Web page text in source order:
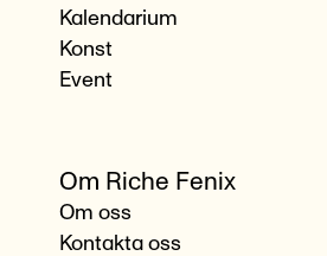
Kalendarium
Konst
Event
Om Riche Fenix
Om oss
Kontakta oss